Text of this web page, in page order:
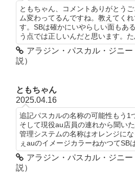
ともちゃん、コメントありがとう
ム変わってるんですね。教えてく
す。SBは確かにいやらしい面もあ
う点では正しいんだと思います。た
アラジン・パスカル・ジニ
説）
ともちゃん
2025.04.16
追記パスカルの名称の可能性もう1
そして現役au店員の連れから聞い
管理システムの名称はオレンジに
ぇauのイメージカラーねかつてSB
アラジン・パスカル・ジニ
説）